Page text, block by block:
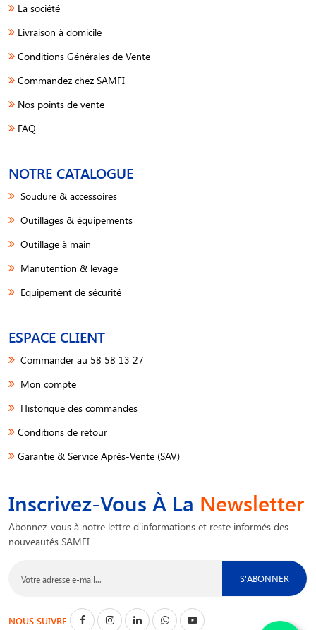
La société
Livraison à domicile
Conditions Générales de Vente
Commandez chez SAMFI
Nos points de vente
FAQ
NOTRE CATALOGUE
Soudure & accessoires
Outillages & équipements
Outillage à main
Manutention & levage
Equipement de sécurité
ESPACE CLIENT
Commander au 58 58 13 27
Mon compte
Historique des commandes
Conditions de retour
Garantie & Service Après-Vente (SAV)
Inscrivez-Vous À La Newsletter
Abonnez-vous à notre lettre d'informations et reste informés des
nouveautés SAMFI
S'ABONNER
NOUS SUIVRE